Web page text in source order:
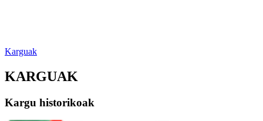
Karguak
KARGUAK
Kargu historikoak